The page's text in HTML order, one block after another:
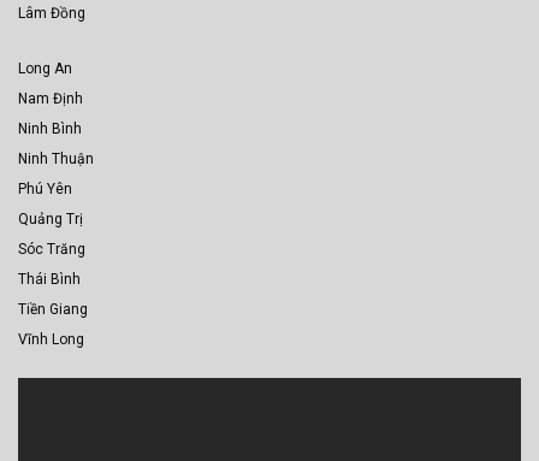
Lâm Đồng
Long An
Nam Định
Ninh Bình
Ninh Thuận
Phú Yên
Quảng Trị
Sóc Trăng
Thái Bình
Tiền Giang
Vĩnh Long